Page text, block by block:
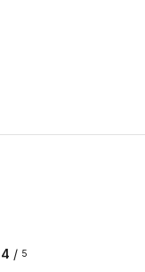
4 / 5